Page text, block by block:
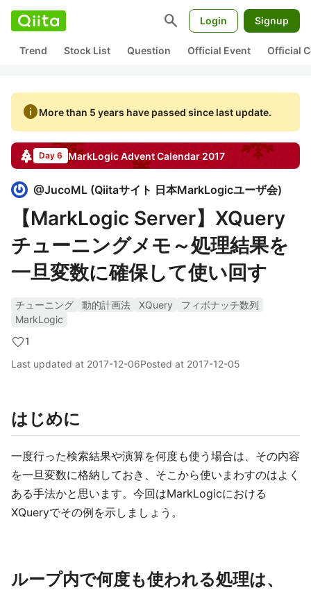
search Login Signup
Trend Stock List Question Official Event Official
infoMore than 5 years have passed since last update.
Day 6 MarkLogicAdvent Calendar 2017
@JucoML (Qiitaサイト 日本MarkLogicユーザ会)
【MarkLogic Server】XQuery
チューニングメモ～処理結果を
一旦変数に確保して使い回す
チューニング 動的計画法 XQuery
フィボナッチ数列
MarkLogic
1
Last updated at 2017-12-06Posted at 2017-12-05
はじめに
一度行った検索結果や演算を何度も使う場合は、その内容
を一旦変数に格納しておき、そこから使いまわすのはよく
ある手法かと思います。今回はMarkLogicにおける
XQueryでその例を示しましょう。
ループ内で何度も使われる処理は、